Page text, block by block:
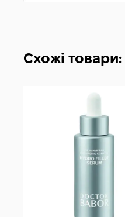
Схожі товари: